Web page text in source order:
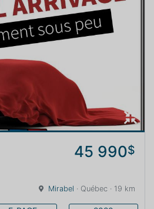
45 990$
Mirabel · Québec · 19 km